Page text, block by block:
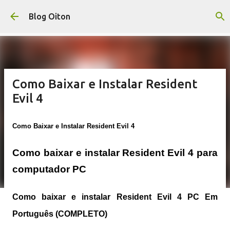
Pular para o conteúdo principal
Blog Oiton
Como Baixar e Instalar Resident
Evil 4
Como Baixar e Instalar Resident Evil 4
Como baixar e instalar Resident Evil 4 para
computador PC
Como baixar e instalar Resident Evil 4 PC Em
Português (COMPLETO)